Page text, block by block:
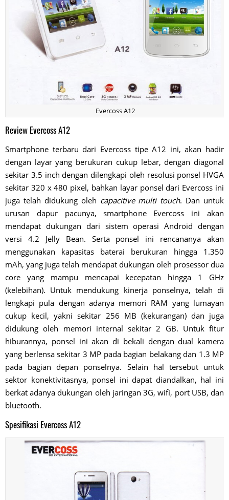
Evercoss A12
Review Evercoss A12
Smartphone terbaru dari Evercoss tipe A12 ini, akan hadir
dengan layar yang berukuran cukup lebar, dengan diagonal
sekitar 3.5 inch dengan dilengkapi oleh resolusi ponsel HVGA
sekitar 320 x 480 pixel, bahkan layar ponsel dari Evercoss ini
juga telah didukung oleh capacitive multi touch. Dan untuk
urusan dapur pacunya, smartphone Evercoss ini akan
mendapat dukungan dari sistem operasi Android dengan
versi 4.2 Jelly Bean. Serta ponsel ini rencananya akan
menggunakan kapasitas baterai berukuran hingga 1.350
mAh, yang juga telah mendapat dukungan oleh prosessor dua
core yang mampu mencapai kecepatan hingga 1 GHz
(kelebihan). Untuk mendukung kinerja ponselnya, telah di
lengkapi pula dengan adanya memori RAM yang lumayan
cukup kecil, yakni sekitar 256 MB (kekurangan) dan juga
didukung oleh memori internal sekitar 2 GB. Untuk fitur
hiburannya, ponsel ini akan di bekali dengan dual kamera
yang berlensa sekitar 3 MP pada bagian belakang dan 1.3 MP
pada bagian depan ponselnya. Selain hal tersebut untuk
sektor konektivitasnya, ponsel ini dapat diandalkan, hal ini
berkat adanya dukungan oleh jaringan 3G, wifi, port USB, dan
bluetooth.
Spesifikasi Evercoss A12